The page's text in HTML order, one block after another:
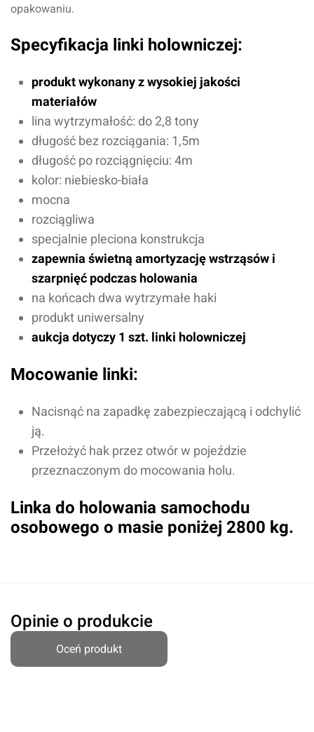
opakowaniu.
Specyfikacja linki holowniczej:
produkt wykonany z wysokiej jakości
materiałów
lina wytrzymałość: do 2,8 tony
długość bez rozciągania: 1,5m
długość po rozciągnięciu: 4m
kolor: niebiesko-biała
mocna
rozciągliwa
specjalnie pleciona konstrukcja
zapewnia świetną amortyzację wstrząsów i
szarpnięć podczas holowania
na końcach dwa wytrzymałe haki
produkt uniwersalny
aukcja dotyczy 1 szt. linki holowniczej
Mocowanie linki:
Nacisnąć na zapadkę zabezpieczającą i odchylić
ją.
Przełożyć hak przez otwór w pojeździe
przeznaczonym do mocowania holu.
Linka do holowania samochodu
osobowego o masie poniżej 2800 kg.
Opinie o produkcie
Oceń produkt
Przyznaj ocenę: